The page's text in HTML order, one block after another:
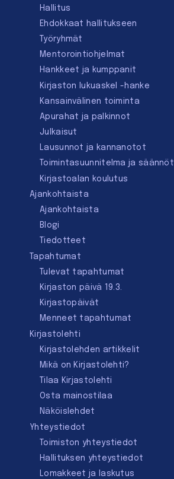
Hallitus
Ehdokkaat hallitukseen
Työryhmät
Mentorointi­ohjelmat
Hankkeet ja kumppanit
Kirjaston lukuaskel -hanke
Kansainvälinen toiminta
Apurahat ja palkinnot
Julkaisut
Lausunnot ja kannanotot
Toimintasuunnitelma ja säännöt
Kirjastoalan koulutus
Ajankohtaista
Ajankohtaista
Blogi
Tiedotteet
Tapahtumat
Tulevat tapahtumat
Kirjaston päivä 19.3.
Kirjastopäivät
Menneet tapahtumat
Kirjastolehti
Kirjastolehden artikkelit
Mikä on Kirjastolehti?
Tilaa Kirjastolehti
Osta mainostilaa
Näköislehdet
Yhteystiedot
Toimiston yhteystiedot
Hallituksen yhteystiedot
Lomakkeet ja laskutus